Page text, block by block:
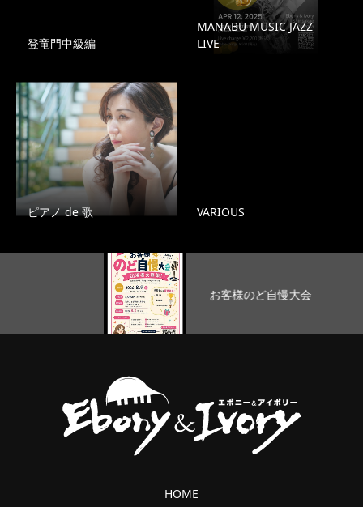
登竜門中級編
MANABU MUSIC JAZZ
LIVE
ピアノ de 歌 VARIOUS
お客様のど自慢大会
HOME